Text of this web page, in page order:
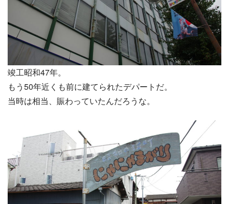
竣工昭和47年。
もう50年近くも前に建てられたデパートだ。
当時は相当、賑わっていたんだろうな。